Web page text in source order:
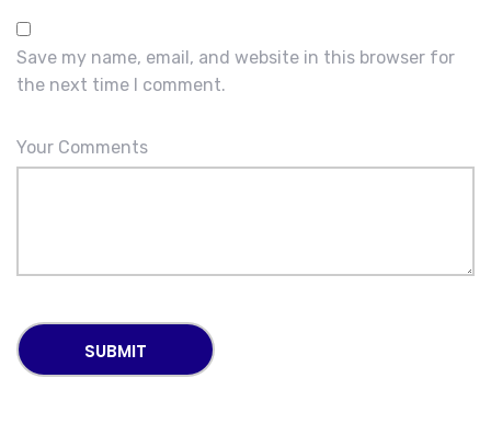
Save my name, email, and website in this browser for
the next time I comment.
Your Comments